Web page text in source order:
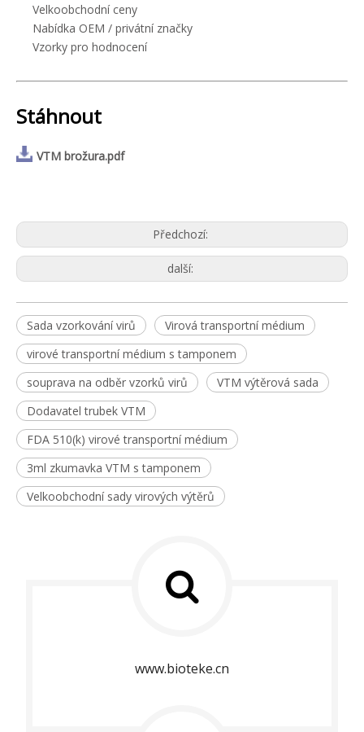
Velkoobchodní ceny
Nabídka OEM / privátní značky
Vzorky pro hodnocení
Stáhnout
VTM brožura.pdf
Předchozí:
další:
Sada vzorkování virů
Virová transportní médium
virové transportní médium s tamponem
souprava na odběr vzorků virů
VTM výtěrová sada
Dodavatel trubek VTM
FDA 510(k) virové transportní médium
3ml zkumavka VTM s tamponem
Velkoobchodní sady virových výtěrů
www.bioteke.cn